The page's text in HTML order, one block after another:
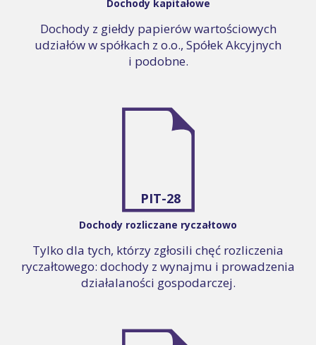
Dochody kapitałowe
Dochody z giełdy papierów wartościowych
udziałów w spółkach z o.o., Spółek Akcyjnych
i podobne.
PIT-28
Dochody rozliczane ryczałtowo
Tylko dla tych, którzy zgłosili chęć rozliczenia
ryczałtowego: dochody z wynajmu i prowadzenia
działalaności gospodarczej.